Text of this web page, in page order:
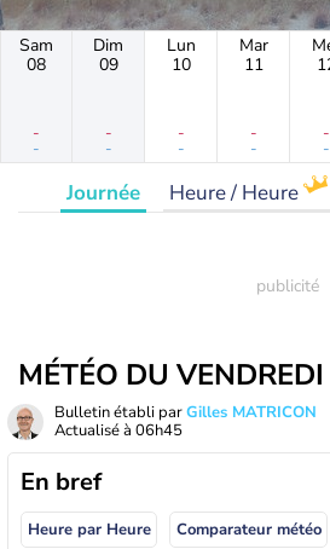
Sam
08
-
-
Dim
09
-
-
Lun
10
-
-
Mar
11
-
-
-
-
Journée Heure / Heure
MÉTÉO DU
Bulletin établi parGilles MATRICON
Actualisé à 06h45
En bref
Heure par Heure Comparateur météo